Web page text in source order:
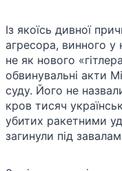
Із якоїсь дивної
агресора, винного у
не як нового
обвинувальні акти
суду. Його не
кров тисяч
убитих ракетними
загинули під